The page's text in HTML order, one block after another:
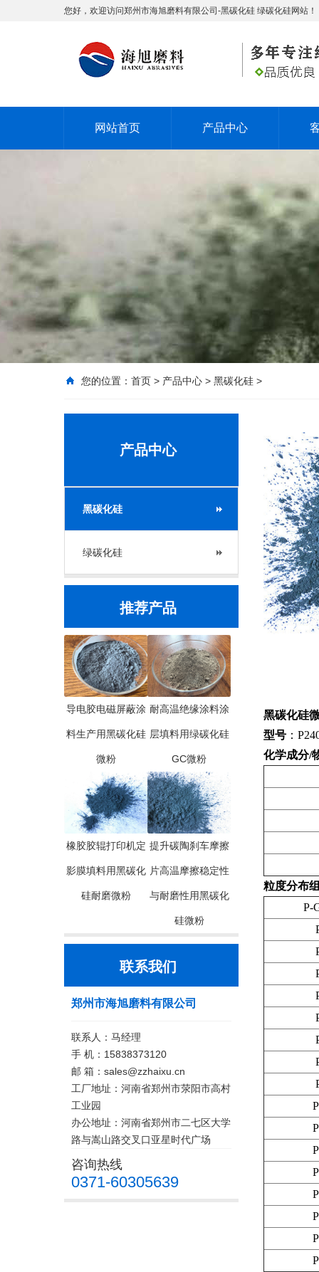
您好，欢迎访问郑州市海旭磨料有限公司-黑碳化硅 绿碳化硅网站！
网站首页 产品中心
您的位置： 首页 > 产品中心 > 黑碳化硅 >
产品中心
黑碳化硅
绿碳化硅
推荐产品
导电胶电磁屏蔽涂
料生产用黑碳化硅
微粉
耐高温绝缘涂料涂
层填料用绿碳化硅
GC微粉
橡胶胶辊打印机定
影膜填料用黑碳化
硅耐磨微粉
提升碳陶刹车摩擦
片高温摩擦稳定性
与耐磨性用黑碳化
硅微粉
联系我们
郑州市海旭磨料有限公司
联系人：马经理
手 机：15838373120
邮 箱：sales@zzhaixu.cn
工厂地址：河南省郑州市荥阳市高村
工业园
办公地址：河南省郑州市二七区大学
路与嵩山路交叉口亚星时代广场
咨询热线
0371-60305639
黑碳化硅
型号 ：
化学成分/
粒度分布
P-